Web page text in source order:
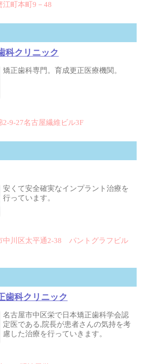
江町本町9－48
科クリニック
矯正歯科専門。育成更正医療機関。
2-9-27名古屋繊維ビル3F
安くて安全確実なインプラント治療を
行っています。
中川区太平通2-38 パントグラフビル
歯科クリニック
名古屋市中区栄で日本矯正歯科学会認
定医である,院長が患者さんの気持を考
慮した治療を行っていきます。